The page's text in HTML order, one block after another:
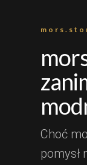
Choć
pomysł